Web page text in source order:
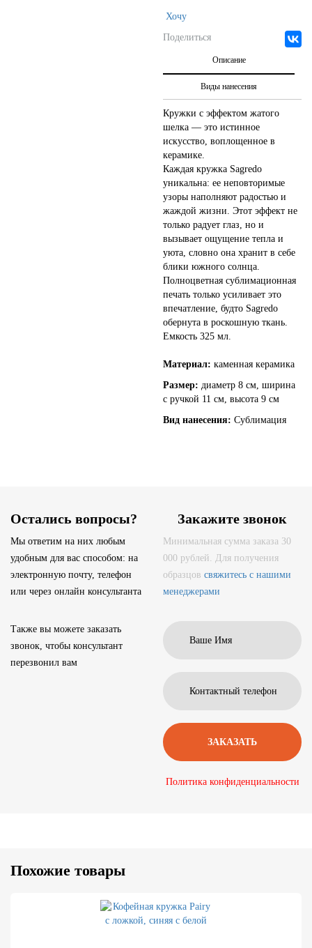
Хочу
Поделиться
Описание
Виды нанесения
Кружки с эффектом жатого
шелка — это истинное
искусство, воплощенное в
керамике.
Каждая кружка Sagredo
уникальна: ее неповторимые
узоры наполняют радостью и
жаждой жизни. Этот эффект не
только радует глаз, но и
вызывает ощущение тепла и
уюта, словно она хранит в себе
блики южного солнца.
Полноцветная сублимационная
печать только усиливает это
впечатление, будто Sagredo
обернута в роскошную ткань.
Емкость 325 мл.
Материал: каменная керамика
Размер: диаметр 8 см, ширина
с ручкой 11 см, высота 9 см
Вид нанесения: Сублимация
Остались вопросы?
Мы ответим на них любым
удобным для вас способом: на
электронную почту, телефон
или через онлайн консультанта
Также вы можете заказать
звонок, чтобы консультант
перезвонил вам
Закажите звонок
Минимальная сумма заказа 30
000 рублей. Для получения
образцов свяжитесь с нашими
менеджерами
Политика конфиденциальности
Похожие товары